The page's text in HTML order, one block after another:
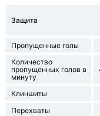
Защита
Пропущенные голы
Количество
пропущенных голов в
минуту
Клиншиты
Перехваты